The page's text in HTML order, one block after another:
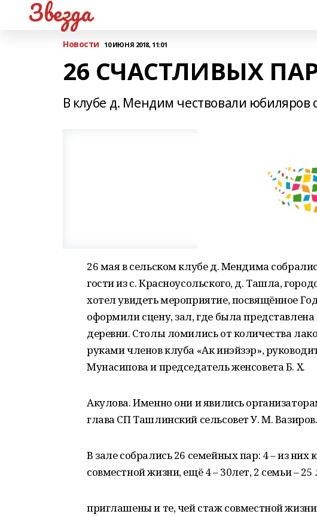
Звезда
Новости 10 ИЮНЯ 2018, 11:01
26 СЧАСТЛИВЫХ
В клубе д. Мендим чествовали юбиляров
26 мая в сельском клубе д. Мендима
гости из с. Красноусольского, д. Ташла,
хотел увидеть мероприятие, посвящённое
оформили сцену, зал, где была
деревни. Столы ломились от количества
руками членов клуба «Ак инэйзэр»,
Мунасипова и председатель женсовета Б. Х.
Акулова. Именно они и явились
глава СП Ташлинский сельсовет У. М. Вазиров.
В зале собрались 26 семейных пар: 4 – из
совместной жизни, ещё 4 – 30лет, 2 семьи –
приглашены и те, чей стаж совместной